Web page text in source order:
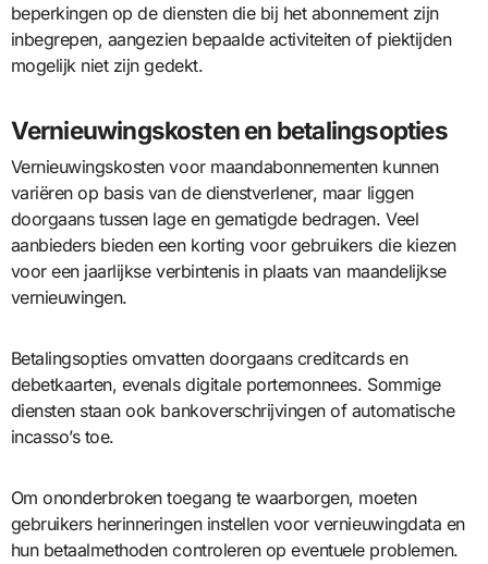
beperkingen op de diensten die bij het abonnement zijn
inbegrepen, aangezien bepaalde activiteiten of piektijden
mogelijk niet zijn gedekt.
Vernieuwingskosten en betalingsopties
Vernieuwingskosten voor maandabonnementen kunnen
variëren op basis van de dienstverlener, maar liggen
doorgaans tussen lage en gematigde bedragen. Veel
aanbieders bieden een korting voor gebruikers die kiezen
voor een jaarlijkse verbintenis in plaats van maandelijkse
vernieuwingen.
Betalingsopties omvatten doorgaans creditcards en
debetkaarten, evenals digitale portemonnees. Sommige
diensten staan ook bankoverschrijvingen of automatische
incasso’s toe.
Om ononderbroken toegang te waarborgen, moeten
gebruikers herinneringen instellen voor vernieuwingdata en
hun betaalmethoden controleren op eventuele problemen.